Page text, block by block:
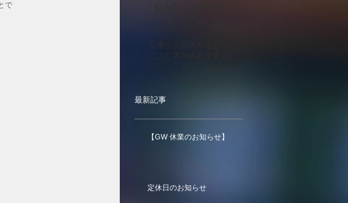
で
ここに表示されます。
最新記事
【GW 休業のお知らせ】
定休日のお知らせ